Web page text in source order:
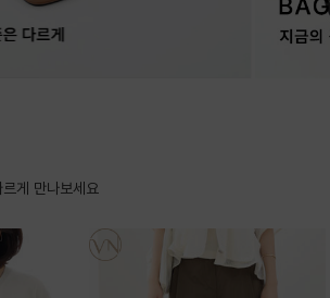
게 만나보세요